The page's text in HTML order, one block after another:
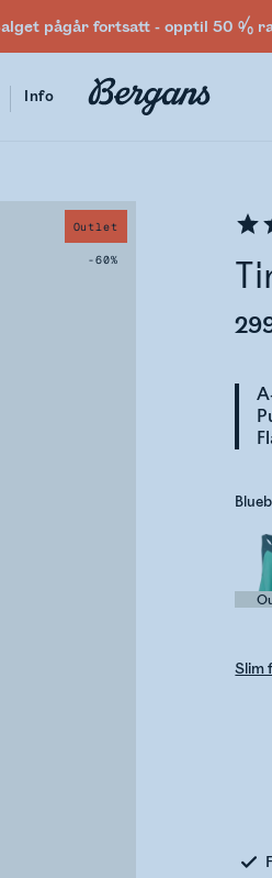
pågår fortsatt - opptil 50 %
Info
Outlet
-60%
Slim